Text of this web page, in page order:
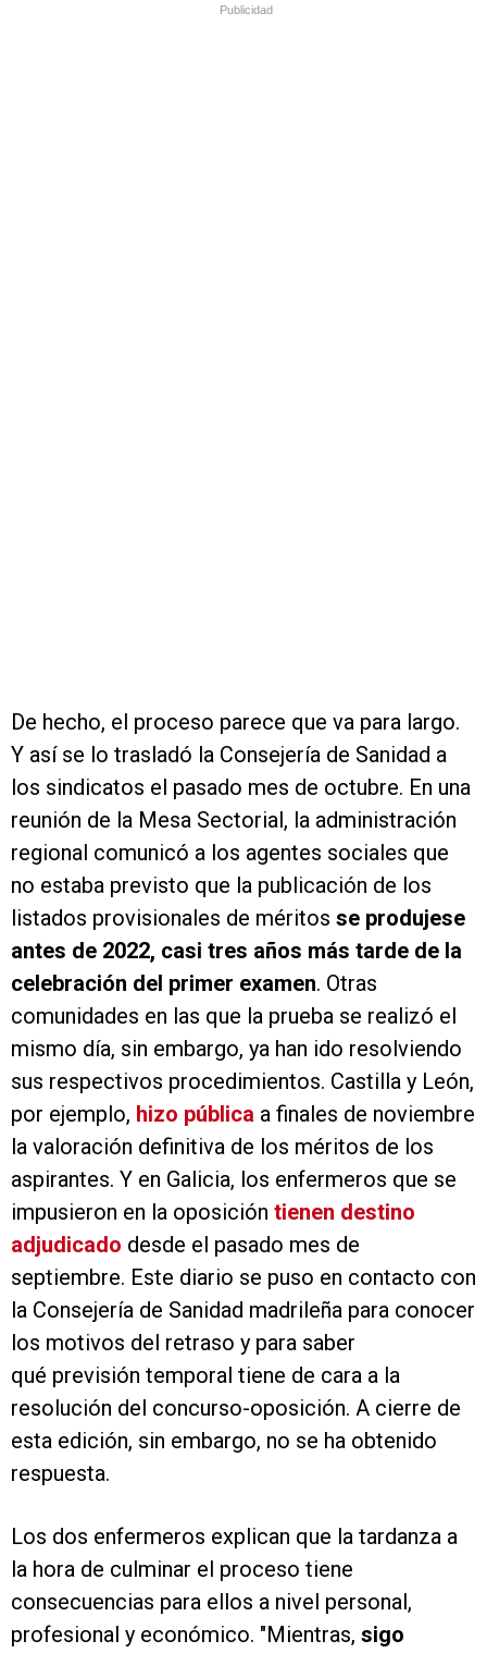
Publicidad
De hecho, el proceso parece que va para largo.
Y así se lo trasladó la Consejería de Sanidad a
los sindicatos el pasado mes de octubre. En una
reunión de la Mesa Sectorial, la administración
regional comunicó a los agentes sociales que
no estaba previsto que la publicación de los
listados provisionales de méritos se produjese
antes de 2022, casi tres años más tarde de la
celebración del primer examen. Otras
comunidades en las que la prueba se realizó el
mismo día, sin embargo, ya han ido resolviendo
sus respectivos procedimientos. Castilla y León,
por ejemplo, hizo pública a finales de noviembre
la valoración definitiva de los méritos de los
aspirantes. Y en Galicia, los enfermeros que se
impusieron en la oposición tienen destino
adjudicado desde el pasado mes de
septiembre. Este diario se puso en contacto con
la Consejería de Sanidad madrileña para conocer
los motivos del retraso y para saber
qué previsión temporal tiene de cara a la
resolución del concurso-oposición. A cierre de
esta edición, sin embargo, no se ha obtenido
respuesta.
Los dos enfermeros explican que la tardanza a
la hora de culminar el proceso tiene
consecuencias para ellos a nivel personal,
profesional y económico. "Mientras, sigo